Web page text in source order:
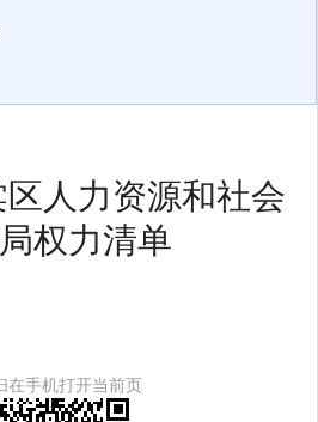
人力资源和社会
权力清单
在手机打开当前页